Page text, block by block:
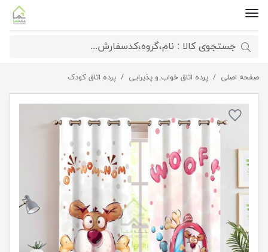
صفحه اصلی پرده اتاق خواب و پذیرایی پرده اتاق کودک پرده کودک ولفی